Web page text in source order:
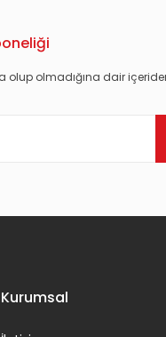
olup olmadığına dair
Kurumsal